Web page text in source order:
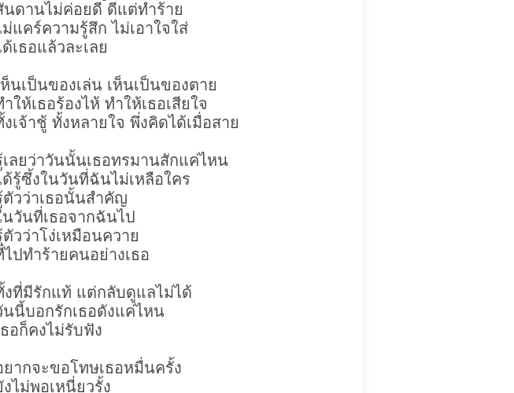
นดานไม่ค่อยดี ดีแต่ทำร้าย
ม่แคร์ความรู้สึก ไม่เอาใจใส่
ด้เธอแล้วละเลย
ห็นเป็นของเล่น เห็นเป็นของตาย
ำให้เธอร้องไห้ ทำให้เธอเสียใจ
งเจ้าชู้ ทั้งหลายใจ พึ่งคิดได้เมื่อสาย
เลยว่าวันนั้นเธอทรมานสักแค่ไหน
ด้รู้ซึ้งในวันที่ฉันไม่เหลือใคร
ตัวว่าเธอนั้นสำคัญ
นวันที่เธอจากฉันไป
ตัวว่าโง่เหมือนควาย
ไปทำร้ายคนอย่างเธอ
งที่มีรักแท้ แต่กลับดูแลไม่ได้
นนี้บอกรักเธอดังแค่ไหน
ธอก็คงไม่รับฟัง
ยากจะขอโทษเธอหมื่นครั้ง
งไม่พอเหนี่ยวรั้ง